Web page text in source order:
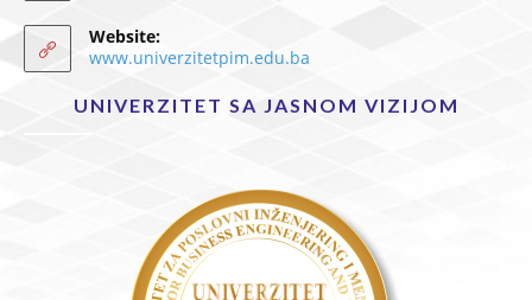
Website:
www.univerzitetpim.edu.ba
UNIVERZITET SA JASNOM VIZIJOM